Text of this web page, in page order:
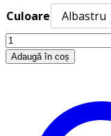
Culoare Albastru
Adaugă în coș